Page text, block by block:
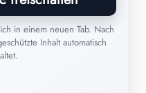
in einem neuen Tab. Nach
Inhalt automatisch